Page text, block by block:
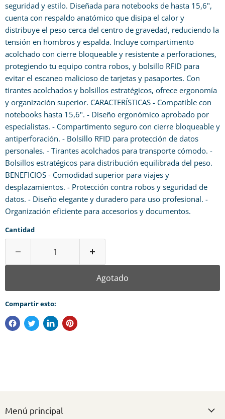
seguridad y estilo. Diseñada para notebooks de hasta 15,6",
cuenta con respaldo anatómico que disipa el calor y
distribuye el peso cerca del centro de gravedad, reduciendo la
tensión en hombros y espalda. Incluye compartimento
acolchado con cierre bloqueable y resistente a perforaciones,
protegiendo tu equipo contra robos, y bolsillo RFID para
evitar el escaneo malicioso de tarjetas y pasaportes. Con
tirantes acolchados y bolsillos estratégicos, ofrece ergonomía
y organización superior. CARACTERÍSTICAS - Compatible con
notebooks hasta 15,6". - Diseño ergonómico aprobado por
especialistas. - Compartimento seguro con cierre bloqueable y
antiperforación. - Bolsillo RFID para protección de datos
personales. - Tirantes acolchados para transporte cómodo. -
Bolsillos estratégicos para distribución equilibrada del peso.
BENEFICIOS - Comodidad superior para viajes y
desplazamientos. - Protección contra robos y seguridad de
datos. - Diseño elegante y duradero para uso profesional. -
Organización eficiente para accesorios y documentos.
Cantidad
Agotado
Compartir esto:
Menú principal